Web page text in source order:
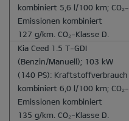
kombiniert 5,6 l/100 km; CO₂-
Emissionen kombiniert
127 g/km. CO₂-Klasse D.
Kia Ceed 1.5 T-GDI
(Benzin/Manuell); 103 kW
(140 PS): Kraftstoffverbrauch
kombiniert 6,0 l/100 km; CO₂-
Emissionen kombiniert
135 g/km. CO₂-Klasse D.